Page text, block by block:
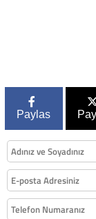
Paylas